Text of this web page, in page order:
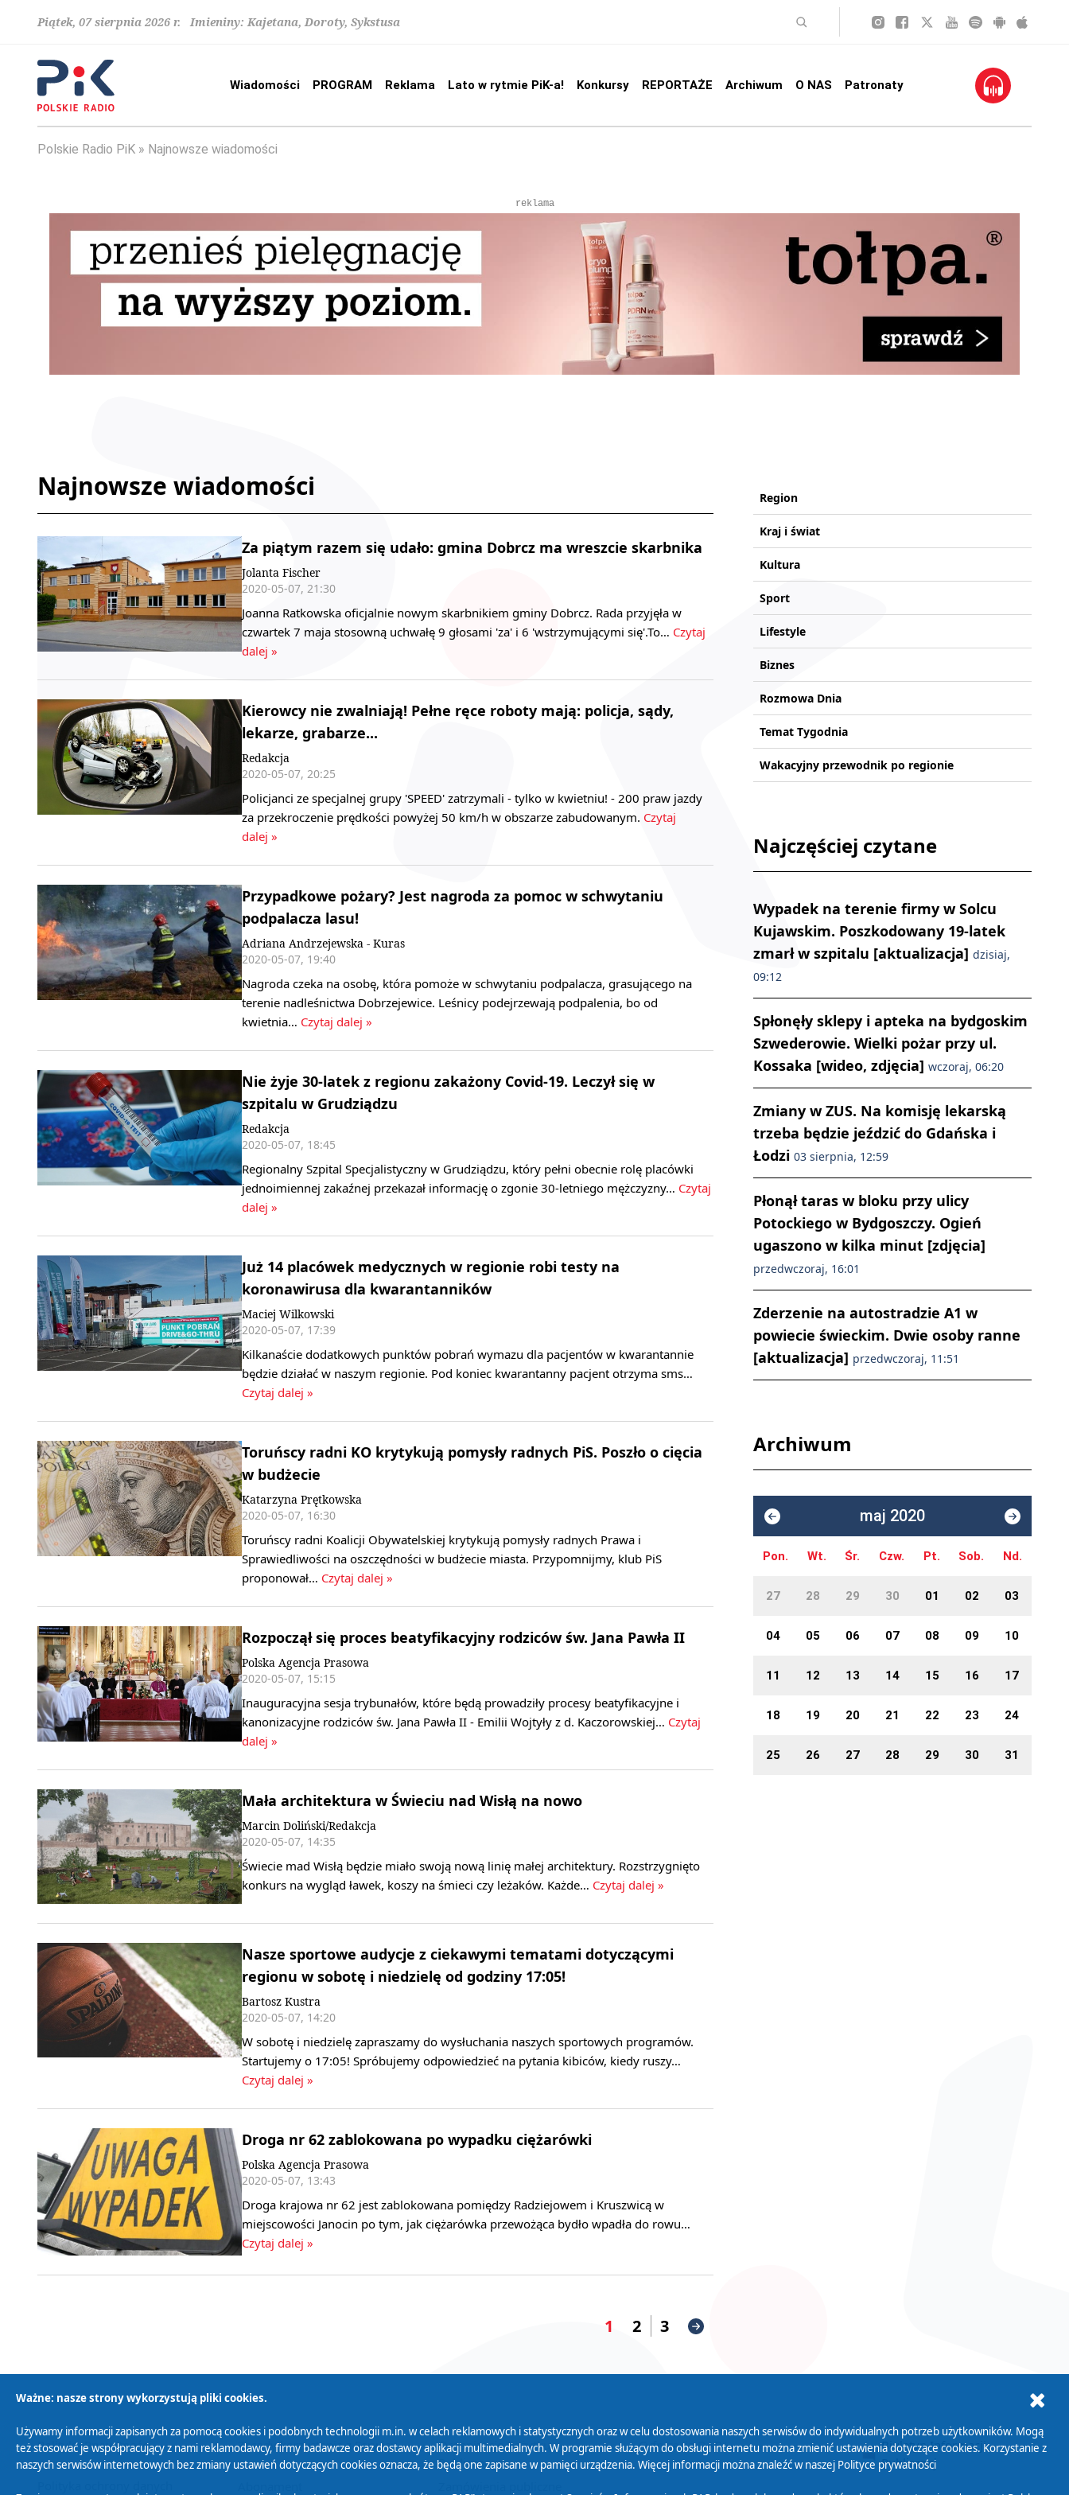
Piątek, 07 sierpnia 2026 r. Imieniny: Kajetana, Doroty, Sykstusa
Wiadomości PROGRAM Reklama Lato w rytmie PiK-a! Konkursy REPORTAŻE Archiwum O NAS Patronaty
Polskie Radio PiK Najnowsze wiadomości
reklama
Najnowsze wiadomości
Za piątym razem się udało: gmina Dobrcz ma wreszcie skarbnika
Jolanta Fischer
2020-05-07, 21:30
Joanna Ratkowska oficjalnie nowym skarbnikiem gminy Dobrcz. Rada przyjęła w
czwartek 7 maja stosowną uchwałę 9 głosami 'za' i 6 'wstrzymującymi się'.To… Czytaj
dalej »
Kierowcy nie zwalniają! Pełne ręce roboty mają: policja, sądy,
lekarze, grabarze...
Redakcja
2020-05-07, 20:25
Policjanci ze specjalnej grupy 'SPEED' zatrzymali - tylko w kwietniu! - 200 praw jazdy
za przekroczenie prędkości powyżej 50 km/h w obszarze zabudowanym. Czytaj
dalej »
Przypadkowe pożary? Jest nagroda za pomoc w schwytaniu
podpalacza lasu!
Adriana Andrzejewska - Kuras
2020-05-07, 19:40
Nagroda czeka na osobę, która pomoże w schwytaniu podpalacza, grasującego na
terenie nadleśnictwa Dobrzejewice. Leśnicy podejrzewają podpalenia, bo od
kwietnia… Czytaj dalej »
Nie żyje 30-latek z regionu zakażony Covid-19. Leczył się w
szpitalu w Grudziądzu
Redakcja
2020-05-07, 18:45
Regionalny Szpital Specjalistyczny w Grudziądzu, który pełni obecnie rolę placówki
jednoimiennej zakaźnej przekazał informację o zgonie 30-letniego mężczyzny… Czytaj
dalej »
Już 14 placówek medycznych w regionie robi testy na
koronawirusa dla kwarantanników
Maciej Wilkowski
2020-05-07, 17:39
Kilkanaście dodatkowych punktów pobrań wymazu dla pacjentów w kwarantannie
będzie działać w naszym regionie. Pod koniec kwarantanny pacjent otrzyma sms…
Czytaj dalej »
Toruńscy radni KO krytykują pomysły radnych PiS. Poszło o cięcia
w budżecie
Katarzyna Prętkowska
2020-05-07, 16:30
Toruńscy radni Koalicji Obywatelskiej krytykują pomysły radnych Prawa i
Sprawiedliwości na oszczędności w budżecie miasta. Przypomnijmy, klub PiS
proponował… Czytaj dalej »
Rozpoczął się proces beatyfikacyjny rodziców św. Jana Pawła II
Polska Agencja Prasowa
2020-05-07, 15:15
Inauguracyjna sesja trybunałów, które będą prowadziły procesy beatyfikacyjne i
kanonizacyjne rodziców św. Jana Pawła II - Emilii Wojtyły z d. Kaczorowskiej… Czytaj
dalej »
Mała architektura w Świeciu nad Wisłą na nowo
Marcin Doliński/Redakcja
2020-05-07, 14:35
Świecie mad Wisłą będzie miało swoją nową linię małej architektury. Rozstrzygnięto
konkurs na wygląd ławek, koszy na śmieci czy leżaków. Każde… Czytaj dalej »
Nasze sportowe audycje z ciekawymi tematami dotyczącymi
regionu w sobotę i niedzielę od godziny 17:05!
Bartosz Kustra
2020-05-07, 14:20
W sobotę i niedzielę zapraszamy do wysłuchania naszych sportowych programów.
Startujemy o 17:05! Spróbujemy odpowiedzieć na pytania kibiców, kiedy ruszy…
Czytaj dalej »
Droga nr 62 zablokowana po wypadku ciężarówki
Polska Agencja Prasowa
2020-05-07, 13:43
Droga krajowa nr 62 jest zablokowana pomiędzy Radziejowem i Kruszwicą w
miejscowości Janocin po tym, jak ciężarówka przewożąca bydło wpadła do rowu…
Czytaj dalej »
1 2 3
Region
Kraj i świat
Kultura
Sport
Lifestyle
Biznes
Rozmowa Dnia
Temat Tygodnia
Wakacyjny przewodnik po regionie
Najczęściej czytane
Wypadek na terenie firmy w Solcu
Kujawskim. Poszkodowany 19-latek
zmarł w szpitalu [aktualizacja] dzisiaj,
09:12
Spłonęły sklepy i apteka na bydgoskim
Szwederowie. Wielki pożar przy ul.
Kossaka [wideo, zdjęcia] wczoraj, 06:20
Zmiany w ZUS. Na komisję lekarską
trzeba będzie jeździć do Gdańska i
Łodzi 03 sierpnia, 12:59
Płonął taras w bloku przy ulicy
Potockiego w Bydgoszczy. Ogień
ugaszono w kilka minut [zdjęcia]
przedwczoraj, 16:01
Zderzenie na autostradzie A1 w
powiecie świeckim. Dwie osoby ranne
[aktualizacja] przedwczoraj, 11:51
Archiwum
maj 2020
Pon. Wt. Śr. Czw. Pt. Sob. Nd.
27 28 29 30 01 02 03
04 05 06 07 08 09 10
11 12 13 14 15 16 17
18 19 20 21 22 23 24
25 26 27 28 29 30 31
Polityka Prywatności Zasady korzystania z Serwisu
Organizacje Pożytku
Publicznego
Cyfryzacja DAB+
Biuletyn Informacji
Publicznej
Ważne: nasze strony wykorzystują pliki cookies.
Używamy informacji zapisanych za pomocą cookies i podobnych technologii m.in. w celach reklamowych i statystycznych oraz w celu dostosowania naszych serwisów do indywidualnych potrzeb użytkowników. Mogą
też stosować je współpracujący z nami reklamodawcy, firmy badawcze oraz dostawcy aplikacji multimedialnych. W programie służącym do obsługi internetu można zmienić ustawienia dotyczące cookies. Korzystanie z
naszych serwisów internetowych bez zmiany ustawień dotyczących cookies oznacza, że będą one zapisane w pamięci urządzenia. Więcej informacji można znaleźć w naszej Polityce prywatności